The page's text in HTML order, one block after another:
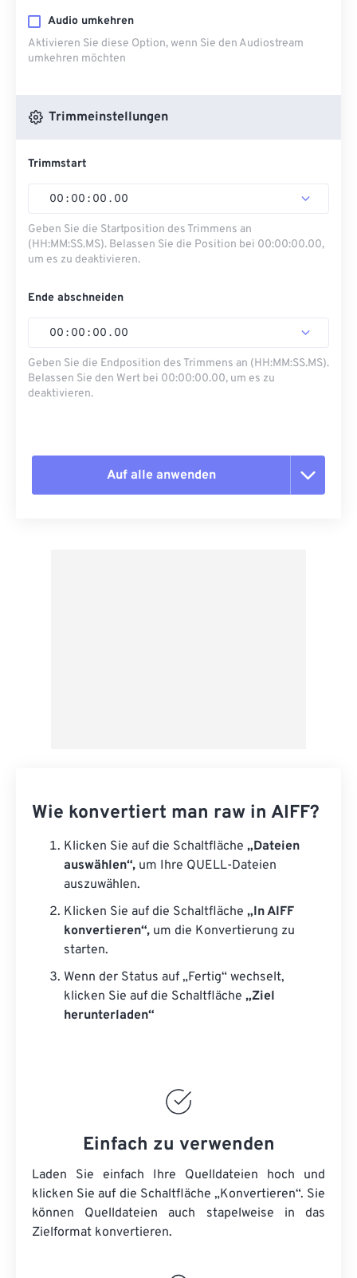
Audio umkehren
Aktivieren Sie diese Option, wenn Sie den Audiostream
umkehren möchten
Trimmeinstellungen
Trimmstart
00 : 00 : 00 . 00
Geben Sie die Startposition des Trimmens an
(HH:MM:SS.MS). Belassen Sie die Position bei 00:00:00.00,
um es zu deaktivieren.
Ende abschneiden
00 : 00 : 00 . 00
Geben Sie die Endposition des Trimmens an (HH:MM:SS.MS).
Belassen Sie den Wert bei 00:00:00.00, um es zu
deaktivieren.
Auf alle anwenden
Wie konvertiert man raw in AIFF?
Klicken Sie auf die Schaltfläche „Dateien
auswählen“, um Ihre QUELL-Dateien
auszuwählen.
Klicken Sie auf die Schaltfläche „In AIFF
konvertieren“, um die Konvertierung zu
starten.
Wenn der Status auf „Fertig“ wechselt,
klicken Sie auf die Schaltfläche „Ziel
herunterladen“
Einfach zu verwenden
Laden Sie einfach Ihre Quelldateien hoch und
klicken Sie auf die Schaltfläche „Konvertieren“. Sie
können Quelldateien auch stapelweise in das
Zielformat konvertieren.